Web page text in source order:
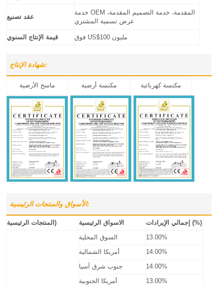
عقد تصنيع
خدمة OEM المقدمة، خدمة التصميم المقدمة،
عرض تسمية المشتري
قيمة الإنتاج السنوي فوق US$100 مليون
شهادة الإنتاج:
ماسح الأرضية مكنسة أرضية مكنسة كهربائية
الأسواق والمنتجات الرئيسية:
المنتجات الرئيسية) الاسواق الرئيسية إجمالي الإيرادات (%)
السوق المحلية
13.00%
أمريكا الشمالية
14.00%
جنوب شرق آسيا
14.00%
أمريكا الجنوبية
13.00%